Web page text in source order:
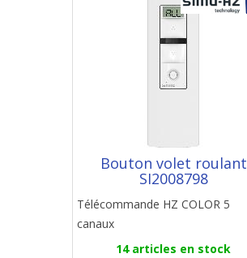
Bouton volet roulant
SI2008798
Télécommande HZ COLOR 5
canaux
14 articles en stock